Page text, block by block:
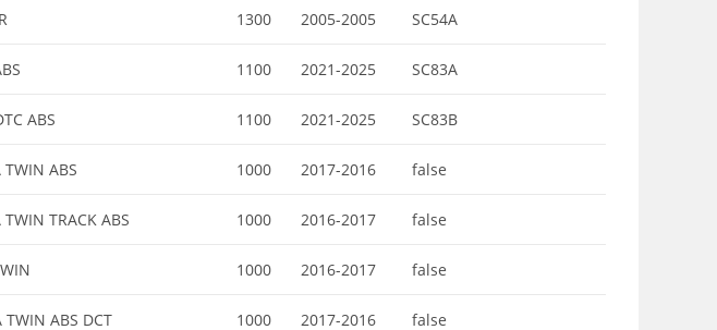
1300 2005-2005 SC54A
1100 2021-2025 SC83A
ABS 1100 2021-2025 SC83B
TWIN ABS 1000 2017-2016 false
TRACK ABS 1000 2016-2017 false
1000 2016-2017 false
TWIN ABS DCT 1000 2017-2016 false